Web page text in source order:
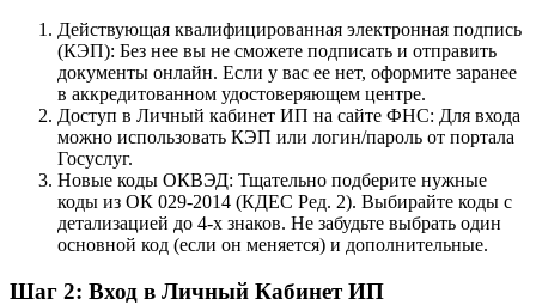
Действующая квалифицированная электронная подпись
(КЭП): Без нее вы не сможете подписать и отправить
документы онлайн. Если у вас ее нет, оформите заранее
в аккредитованном удостоверяющем центре.
Доступ в Личный кабинет ИП на сайте ФНС: Для входа
можно использовать КЭП или логин/пароль от портала
Госуслуг.
Новые коды ОКВЭД: Тщательно подберите нужные
коды из ОК 029-2014 (КДЕС Ред. 2). Выбирайте коды с
детализацией до 4-х знаков. Не забудьте выбрать один
основной код (если он меняется) и дополнительные.
Шаг 2: Вход в Личный Кабинет ИП